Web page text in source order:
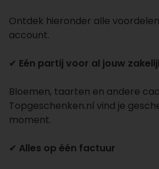
Ontdek hieronder alle
account.
✔ Eén partij voor al jouw
Bloemen, taarten en andere
Topgeschenken.nl vind je
moment.
✔ Alles op één factuur